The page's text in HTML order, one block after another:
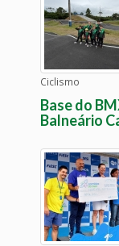
Ciclismo
Base do
Balneário